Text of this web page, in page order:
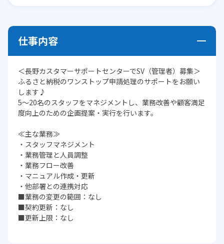
仕事内容
＜長野カスタマーサポートセンターでSV（管理者）募集＞
ふるさと納税のワンストップ申請処理のサポートをお願い
します♪
5～20名のスタッフをマネジメントし、業務改善や顧客満足
度向上のための企画提案・実行を行います。
≪主な業務≫
・スタッフマネジメント
・業務管理と人員調整
・業務フロー改善
・マニュアル作成・更新
・他部署との連携対応
■業務の変更の範囲：なし
■契約更新：なし
■更新上限：なし